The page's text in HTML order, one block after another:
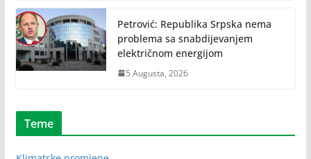
Petrović: Republika Srpska nema
problema sa snabdijevanjem
električnom energijom
5 Augusta, 2026
Teme